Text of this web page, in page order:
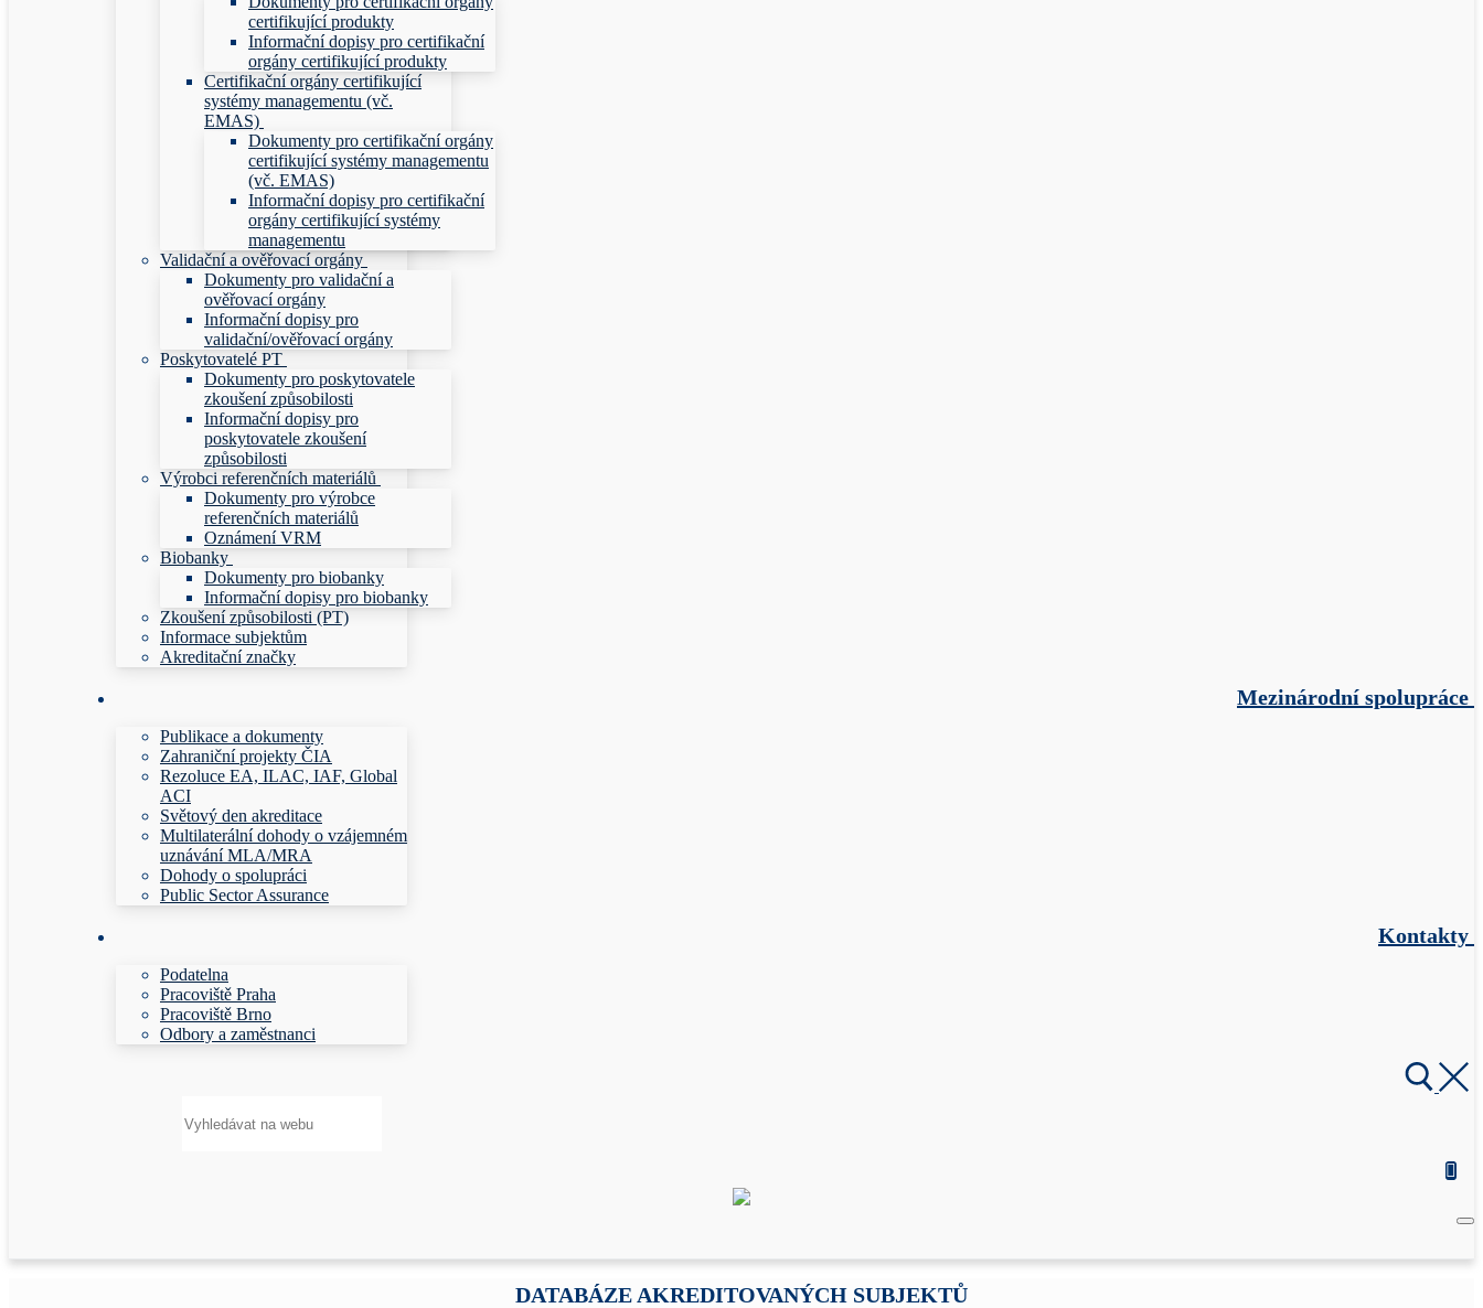
certifikující produkty
Informační dopisy pro certifikační
orgány certifikující produkty
Certifikační orgány certifikující
systémy managementu (vč.
EMAS)
Dokumenty pro certifikační orgány
certifikující systémy managementu
(vč. EMAS)
Informační dopisy pro certifikační
orgány certifikující systémy
managementu
Validační a ověřovací orgány
Dokumenty pro validační a
ověřovací orgány
Informační dopisy pro
validační/ověřovací orgány
Poskytovatelé PT
Dokumenty pro poskytovatele
zkoušení způsobilosti
Informační dopisy pro
poskytovatele zkoušení
způsobilosti
Výrobci referenčních materiálů
Dokumenty pro výrobce
referenčních materiálů
Oznámení VRM
Biobanky
Dokumenty pro biobanky
Informační dopisy pro biobanky
Zkoušení způsobilosti (PT)
Informace subjektům
Akreditační značky
Mezinárodní spolupráce
Publikace a dokumenty
Zahraniční projekty ČIA
Rezoluce EA, ILAC, IAF, Global
ACI
Světový den akreditace
Multilaterální dohody o vzájemném
uznávání MLA/MRA
Dohody o spolupráci
Public Sector Assurance
Kontakty
Podatelna
Pracoviště Praha
Pracoviště Brno
Odbory a zaměstnanci
DATABÁZE AKREDITOVANÝCH SUBJEKTŮ